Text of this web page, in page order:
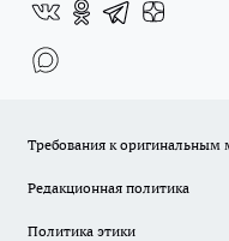
Требования к оригинальным
Редакционная политика
Политика этики